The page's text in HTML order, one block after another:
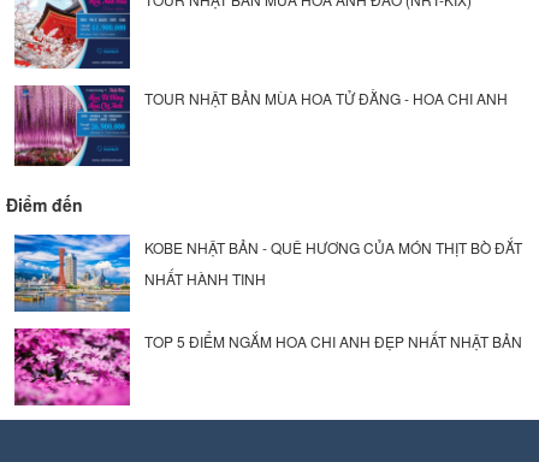
TOUR NHẬT BẢN MÙA HOA TỬ ĐẰNG - HOA CHI ANH
Điểm đến
KOBE NHẬT BẢN - QUÊ HƯƠNG CỦA MÓN THỊT BÒ ĐẮT
NHẤT HÀNH TINH
TOP 5 ĐIỂM NGẮM HOA CHI ANH ĐẸP NHẤT NHẬT BẢN